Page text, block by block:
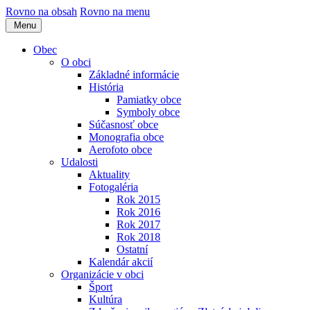
Rovno na obsah Rovno na menu
Menu
Obec
O obci
Základné informácie
História
Pamiatky obce
Symboly obce
Súčasnosť obce
Monografia obce
Aerofoto obce
Udalosti
Aktuality
Fotogaléria
Rok 2015
Rok 2016
Rok 2017
Rok 2018
Ostatní
Kalendár akcií
Organizácie v obci
Šport
Kultúra